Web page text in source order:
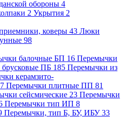
обороны 4
2 Укрытия 2
коверы 43 Люки
98
балочные БП 16 Перемычки
ПБ 185 Перемычки из
керамзито-
Перемычки плитные ПП 81
сейсмические 23 Перемычки
Перемычки тип ИП 8
Перемычки, тип Б, БУ, ИБУ 33